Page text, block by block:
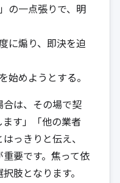
の一点張りで、明
に煽り、即決を迫
始めようとする。
合は、その場で契
す」「他の業者
っきりと伝え、
要です。焦って依
肢となります。